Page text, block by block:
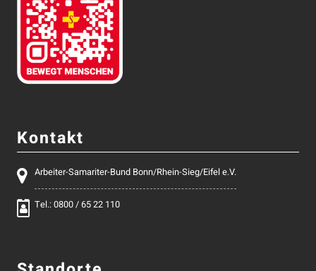
Kontakt
Arbeiter-Samariter-Bund Bonn/Rhein-Sieg/Eifel e.V.
Tel.: 0800 / 65 22 110